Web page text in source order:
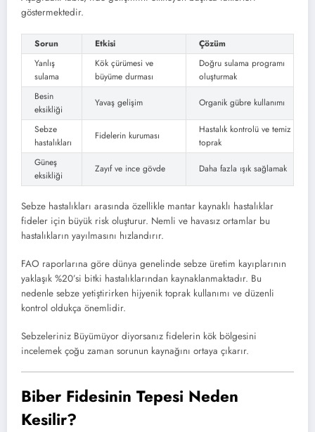
göstermektedir.
Sorun Etkisi
Çözüm
Yanlış
sulama
Kök çürümesi ve
büyüme durması
Doğru sulama programı
oluşturmak
Besin
eksikliği
Yavaş gelişim Organik gübre kullanımı
Sebze
hastalıkları
Fidelerin kuruması
Hastalık kontrolü ve temiz
toprak
Güneş
eksikliği
Zayıf ve ince gövde Daha fazla ışık sağlamak
Sebze hastalıkları arasında özellikle mantar kaynaklı hastalıklar
fideler için büyük risk oluşturur. Nemli ve havasız ortamlar bu
hastalıkların yayılmasını hızlandırır.
FAO raporlarına göre dünya genelinde sebze üretim kayıplarının
yaklaşık %20’si bitki hastalıklarından kaynaklanmaktadır. Bu
nedenle sebze yetiştirirken hijyenik toprak kullanımı ve düzenli
kontrol oldukça önemlidir.
Sebzeleriniz Büyümüyor diyorsanız fidelerin kök bölgesini
incelemek çoğu zaman sorunun kaynağını ortaya çıkarır.
Biber Fidesinin Tepesi Neden
Kesilir?